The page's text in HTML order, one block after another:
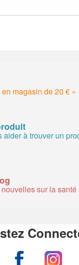
magasin de 20 € »
aider à trouver un
sur la santé